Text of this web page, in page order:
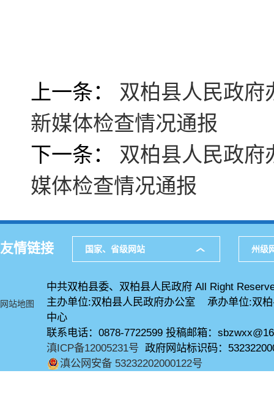
上一条：
双柏县人民政府
新媒体检查情况通报
下一条：
双柏县人民政府
媒体检查情况通报
友情链接 国家、省级网站 州级
网站地图
中共双柏县委、双柏县人民政府 All Right
主办单位:双柏县人民政府办公室 承办单位:双
中心
联系电话：0878-7722599 投稿邮箱：
滇ICP备12005231号 政府网站标识码：
滇公网安备 53232202000122号